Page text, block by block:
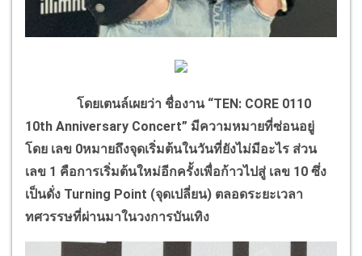
โดยเตนล์เผยว่า ชื่องาน “TEN: CORE 0110
10th Anniversary Concert” มีความหมายที่ซ่อนอยู่
โดย เลข 0หมายถึงจุดเริ่มต้นในวันที่ยังไม่มีอะไร ส่วน
เลข 1 คือการเริ่มต้นใหม่อีกครั้งเพื่อก้าวไปสู่ เลข 10 ซึ่ง
เป็นดั่ง Turning Point (จุดเปลี่ยน) ตลอดระยะเวลา
ทศวรรษที่ผ่านมาในวงการบันเทิง